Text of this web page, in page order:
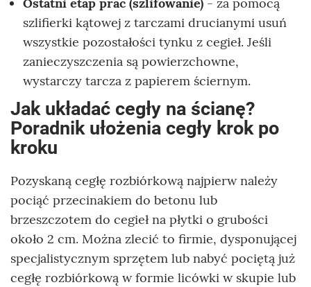
Ostatni etap prac (szlifowanie) - za pomocą
szlifierki kątowej z tarczami drucianymi usuń
wszystkie pozostałości tynku z cegieł. Jeśli
zanieczyszczenia są powierzchowne,
wystarczy tarcza z papierem ściernym.
Jak układać cegły na ścianę?
Poradnik ułożenia cegły krok po
kroku
Pozyskaną cegłę rozbiórkową najpierw należy
pociąć przecinakiem do betonu lub
brzeszczotem do cegieł na płytki o grubości
około 2 cm. Można zlecić to firmie, dysponującej
specjalistycznym sprzętem lub nabyć pociętą już
cegłę rozbiórkową w formie licówki w skupie lub